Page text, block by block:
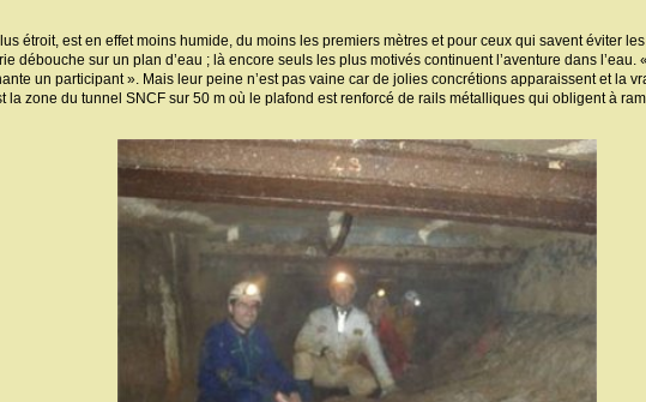
étroit, est en effet moins humide, du moins les premiers mètres et pour ceux qui savent éviter
débouche sur un plan d’eau ; là encore seuls les plus motivés continuent l’aventure dans l’eau.
un participant ». Mais leur peine n’est pas vaine car de jolies concrétions apparaissent et la
la zone du tunnel SNCF sur 50 m où le plafond est renforcé de rails métalliques qui obligent à